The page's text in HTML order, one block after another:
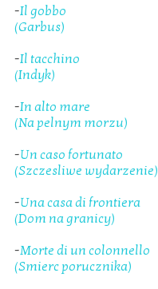
-Il gobbo
(Garbus)
-Il tacchino
(Indyk)
-In alto mare
(Na pelnym morzu)
-Un caso fortunato
(Szczesliwe wydarzenie)
-Una casa di frontiera
(Dom na granicy)
-Morte di un colonnello
(Smierc porucznika)